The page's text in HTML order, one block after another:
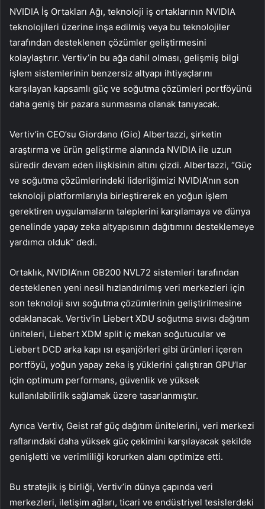
NVIDIA İş Ortakları Ağı, teknoloji iş ortaklarının NVIDIA
teknolojileri üzerine inşa edilmiş veya bu teknolojiler
tarafından desteklenen çözümler geliştirmesini
kolaylaştırır. Vertiv’in bu ağa dahil olması, gelişmiş bilgi
işlem sistemlerinin benzersiz altyapı ihtiyaçlarını
karşılayan kapsamlı güç ve soğutma çözümleri portföyünü
daha geniş bir pazara sunmasına olanak tanıyacak.
Vertiv’in CEO’su Giordano (Gio) Albertazzi, şirketin
araştırma ve ürün geliştirme alanında NVIDIA ile uzun
süredir devam eden ilişkisinin altını çizdi. Albertazzi, “Güç
ve soğutma çözümlerindeki liderliğimizi NVIDIA’nın son
teknoloji platformlarıyla birleştirerek en yoğun işlem
gerektiren uygulamaların taleplerini karşılamaya ve dünya
genelinde yapay zeka altyapısının dağıtımını desteklemeye
yardımcı olduk” dedi.
Ortaklık, NVIDIA’nın GB200 NVL72 sistemleri tarafından
desteklenen yeni nesil hızlandırılmış veri merkezleri için
son teknoloji sıvı soğutma çözümlerinin geliştirilmesine
odaklanacak. Vertiv’in Liebert XDU soğutma sıvısı dağıtım
üniteleri, Liebert XDM split iç mekan soğutucular ve
Liebert DCD arka kapı ısı eşanjörleri gibi ürünleri içeren
portföyü, yoğun yapay zeka iş yüklerini çalıştıran GPU’lar
için optimum performans, güvenlik ve yüksek
kullanılabilirlik sağlamak üzere tasarlanmıştır.
Ayrıca Vertiv, Geist raf güç dağıtım ünitelerini, veri merkezi
raflarındaki daha yüksek güç çekimini karşılayacak şekilde
genişletti ve verimliliği korurken alanı optimize etti.
Bu stratejik iş birliği, Vertiv’in dünya çapında veri
merkezleri, iletişim ağları, ticari ve endüstriyel tesislerdeki